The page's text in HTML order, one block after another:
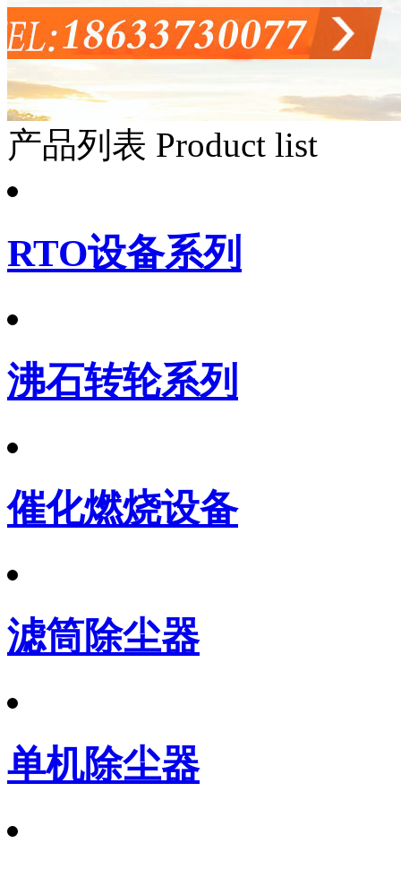
产品列表 Product list
RTO设备系列
沸石转轮系列
催化燃烧设备
滤筒除尘器
单机除尘器